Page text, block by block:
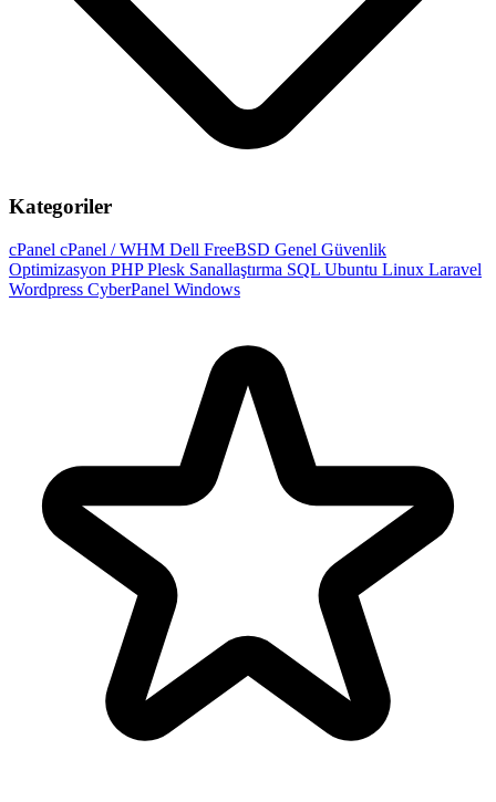
Kategoriler
cPanel cPanel / WHM Dell FreeBSD Genel Güvenlik
Optimizasyon PHPPlesk Sanallaştırma SQL Ubuntu Linux Laravel
Wordpress CyberPanel Windows